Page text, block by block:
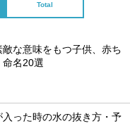
Total
な意味をもつ子供、赤ち
命名20選
った時の水の抜き方・予